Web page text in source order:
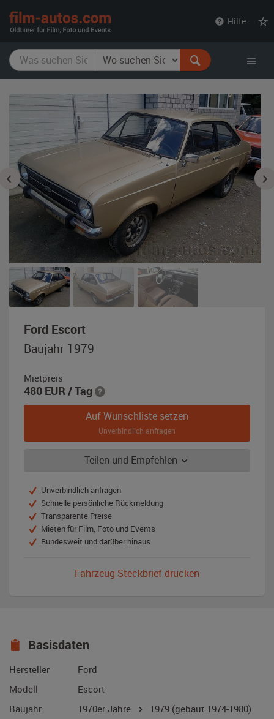
Hilfe
Ford Escort,
Baujahr
1979,
metallic
Baujahr 1979
Mietpreis
480 EUR / Tag
Auf Wunschliste setzen
Unverbindlich anfragen
Teilen und Empfehlen
Unverbindlich anfragen
Schnelle persönliche Rückmeldung
Transparente Preise
Mieten für Film, Foto und Events
Bundesweit und darüber hinaus
Fahrzeug-Steckbrief drucken
Basisdaten
Hersteller
Ford
Modell
Escort
Baujahr
1970er Jahre 1979 (gebaut 1974-1980)